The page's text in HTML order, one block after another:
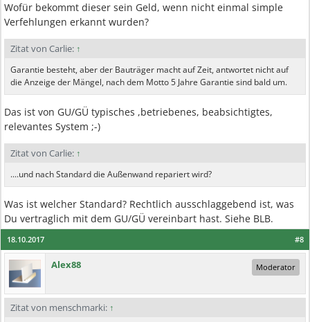
Wofür bekommt dieser sein Geld, wenn nicht einmal simple
Verfehlungen erkannt wurden?
Zitat von Carlie: ↑
Garantie besteht, aber der Bauträger macht auf Zeit, antwortet nicht auf
die Anzeige der Mängel, nach dem Motto 5 Jahre Garantie sind bald um.
Das ist von GU/GÜ typisches ,betriebenes, beabsichtigtes,
relevantes System ;-)
Zitat von Carlie: ↑
....und nach Standard die Außenwand repariert wird?
Was ist welcher Standard? Rechtlich ausschlaggebend ist, was
Du vertraglich mit dem GU/GÜ vereinbart hast. Siehe BLB.
#8
18.10.2017
Alex88 Moderator
Zitat von menschmarki: ↑